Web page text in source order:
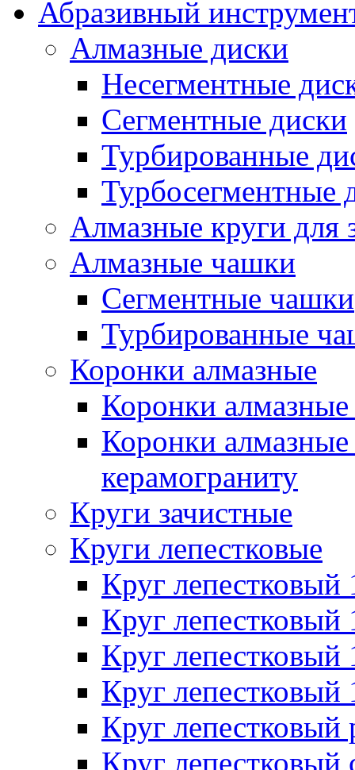
Абразивный
Алмазные диски
Несегментные
Сегментные диски
Турбированные
Турбосегментные
Алмазные круги для
Алмазные чашки
Сегментные чашки
Турбированные
Коронки алмазные
Коронки
Коронки
керамограниту
Круги зачистные
Круги лепестковые
Круг
Круг
Круг
Круг
Круг лепестковый
Круг лепестковый